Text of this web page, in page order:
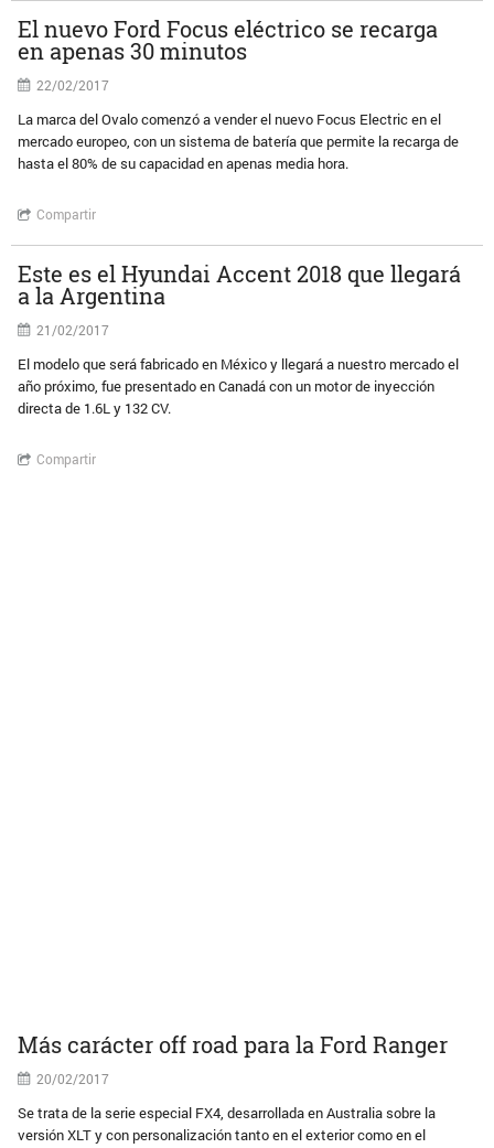
El nuevo Ford Focus eléctrico se recarga
en apenas 30 minutos
22/02/2017
La marca del Ovalo comenzó a vender el nuevo Focus Electric en el
mercado europeo, con un sistema de batería que permite la recarga de
hasta el 80% de su capacidad en apenas media hora.
Compartir
Este es el Hyundai Accent 2018 que llegará
a la Argentina
21/02/2017
El modelo que será fabricado en México y llegará a nuestro mercado el
año próximo, fue presentado en Canadá con un motor de inyección
directa de 1.6L y 132 CV.
Compartir
Más carácter off road para la Ford Ranger
20/02/2017
Se trata de la serie especial FX4, desarrollada en Australia sobre la
versión XLT y con personalización tanto en el exterior como en el